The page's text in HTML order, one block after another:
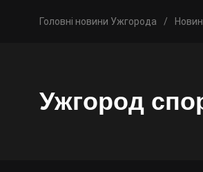
Головні новини Ужгорода /
Ужгород